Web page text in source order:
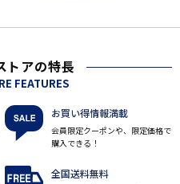
トアの特長
FEATURES
お買い得情報満載
会員限定クーポンや、限定価格で
購入できる！
全国送料無料